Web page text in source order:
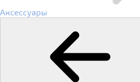
Аксессуары